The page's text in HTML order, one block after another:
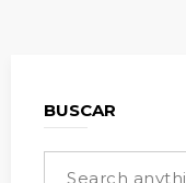
BUSCAR